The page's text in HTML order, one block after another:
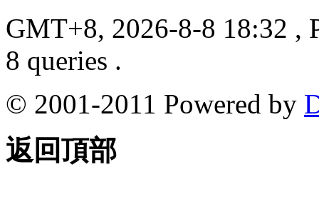
GMT+8, 2026-8-8 18:32 ,
8 queries .
© 2001-2011 Powered by
返回頂部